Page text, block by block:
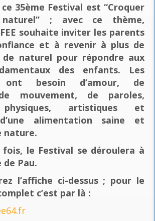
35ème Festival est “Croquer
; avec ce thème,
souhaite inviter les parents
et à revenir à plus de
naturel pour répondre aux
des enfants. Les
ont besoin d’amour, de
mouvement, de paroles,
physiques, artistiques et
alimentation saine et
nature.
fois, le Festival se déroulera à
de Pau.
l’affiche ci-dessus ; pour le
c’est par là :